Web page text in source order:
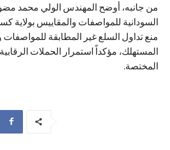
من جانبه، أوضح المهندس الولي محمد
السودانية للمواصفات والمقاييس بولاية
منع تداول السلع غير المطابقة
المستهلك، مؤكداً استمرار الحملات
المختصة.